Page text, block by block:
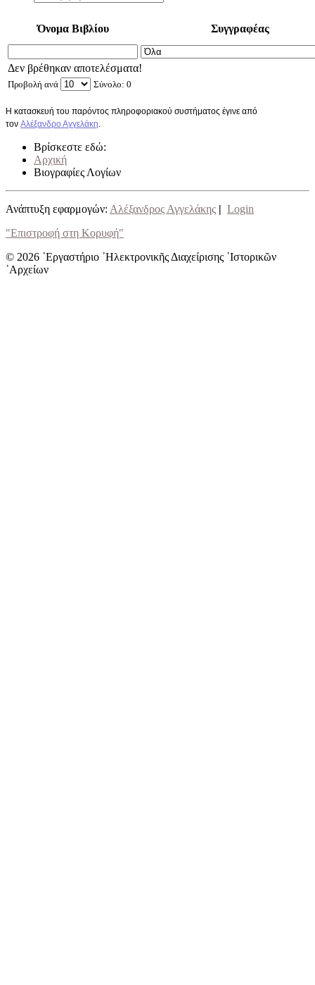
Όνομα Βιβλίου Συγγραφέας
Προβολή ανά Σύνολο: 0
Δεν βρέθηκαν αποτελέσματα!
Η κατασκευή του παρόντος πληροφοριακού συστήματος έγινε από
τον Αλέξανδρο Αγγελάκη.
Βρίσκεστε εδώ:
Αρχική
Βιογραφίες Λογίων
Ανάπτυξη εφαρμογών: Αλέξανδρος Αγγελάκης | Login
"Επιστροφή στη Κορυφή"
© 2026 ᾿Εργαστήριο ᾿Ηλεκτρονικῆς Διαχείρισης ῾Ιστορικῶν
᾿Αρχείων